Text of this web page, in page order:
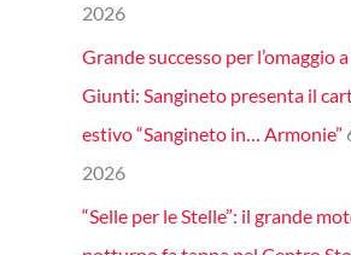
2026
Grande successo per l’omaggio
Giunti: Sangineto presenta il
estivo “Sangineto in… Armonie”
2026
“Selle per le Stelle”: il grande